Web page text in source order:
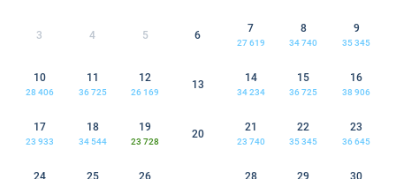
3 4 5 6
7
27 619
8
34 740
9
35 345
10
28 406
11
36 725
12
26 169
13
14
34 234
15
36 725
16
38 906
17
23 933
18
34 544
19
23 728
20
21
23 740
22
35 345
23
36 645
24 25 26 28 29 30